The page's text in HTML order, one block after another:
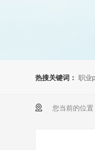
热搜关键词： 职业
您当前的位置